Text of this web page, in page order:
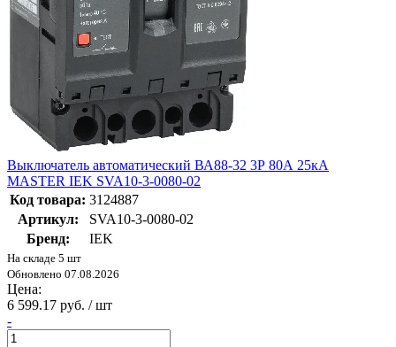
Выключатель автоматический ВА88-32 3Р 80А 25кА
MASTER IEK SVA10-3-0080-02
Код товара: 3124887
Артикул:
SVA10-3-0080-02
Бренд:
IEK
На складе 5 шт
Обновлено 07.08.2026
Цена:
6 599.17 руб. / шт
-